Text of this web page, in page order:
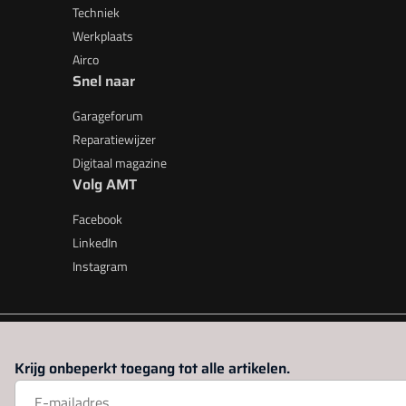
Techniek
Werkplaats
Airco
Snel naar
Garageforum
Reparatiewijzer
Digitaal magazine
Volg AMT
Facebook
LinkedIn
Instagram
beleid|Privacy instellingen
Krijg onbeperkt toegang tot alle artikelen.